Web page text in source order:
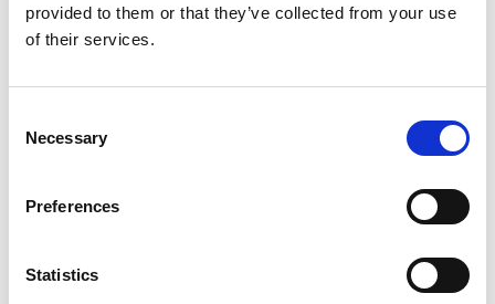
provided to them or that they’ve collected from your use
of their services.
Selection
Necessary
Preferences
Statistics